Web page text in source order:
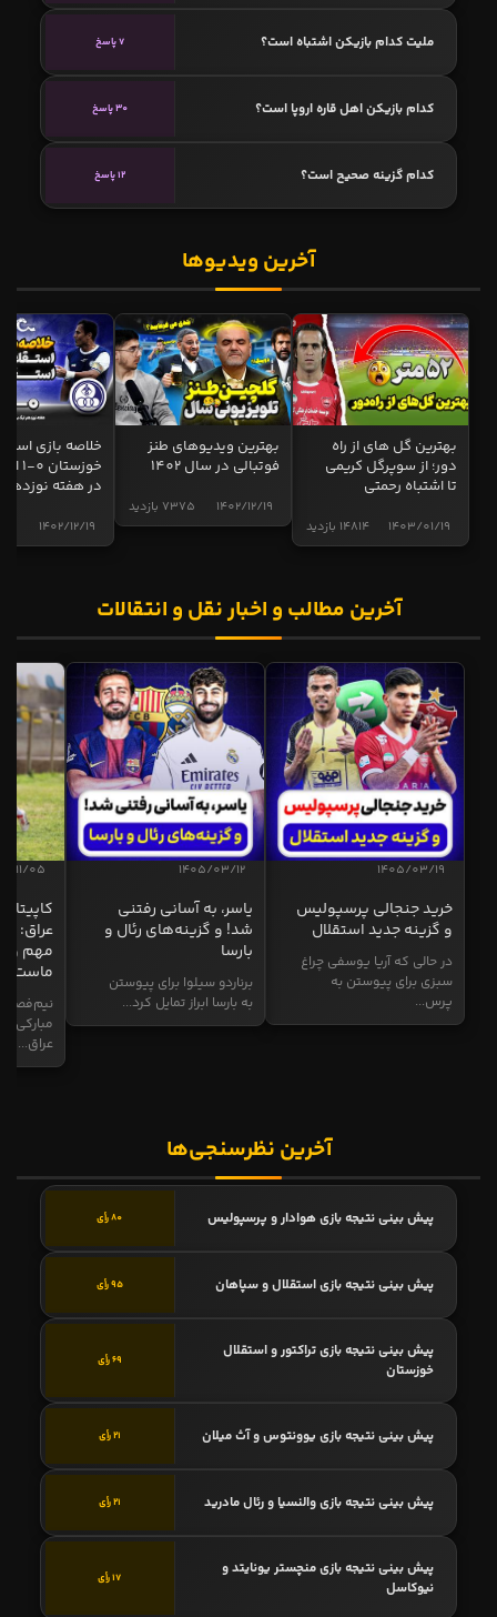
ملیت کدام بازیکن اشتباه است؟ 7 پاسخ
کدام بازیکن اهل قاره اروپا است؟ 30 پاسخ
کدام گزینه صحیح است؟ 12 پاسخ
آخرین ویدیوها
بهترین گل های از راه
دور؛ از سوپرگل کریمی
تا اشتباه رحمتی
14814 بازدید 1403/01/19
بهترین ویدیوهای طنز
فوتبالی در سال 1402
7375 بازدید 1402/12/19
خلاصه بازی
در هفته نوزدهم
1402/12/19
آخرین مطالب و اخبار نقل و انتقالات
1405/03/19
خرید جنجالی پرسپولیس
و گزینه جدید استقلال
در حالی که آریا یوسفی چراغ
سبزی برای پیوستن به
پرس...
1405/03/12
یاسر، به آسانی رفتنی
شد! و گزینه‌های رئال و
بارسا
برناردو سیلوا برای پیوستن
به بارسا ابراز تمایل کرد...
11/05
عراق:
مهم و
ماست
نیم‌فصل
مبارکی
عراق...
آخرین نظرسنجی‌ها
پیش بینی نتیجه بازی هوادار و پرسپولیس 80 رأی
پیش بینی نتیجه بازی استقلال و سپاهان 95 رأی
پیش بینی نتیجه بازی تراکتور و استقلال
خوزستان
69 رأی
پیش بینی نتیجه بازی یوونتوس و آث میلان 21 رأی
پیش بینی نتیجه بازی والنسیا و رئال مادرید 21 رأی
پیش بینی نتیجه بازی منچستر یونایتد و
نیوکاسل
17 رأی